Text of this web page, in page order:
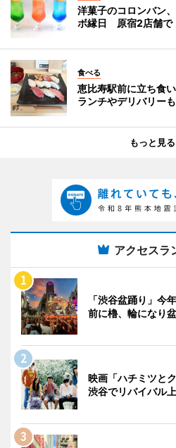
洋菓子のコロンバン
ボ縁日 原宿2店舗で
食べる
恵比寿駅前に立ち食
ランチやデリバリーも
もっと見る
アクセスラ
「渋谷盆踊り」
前に櫓、輪になり
映画「ハチミツと
渋谷でリバイバル